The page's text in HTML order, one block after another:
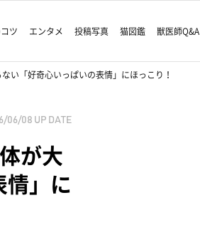
ツ エンタメ 投稿写真 猫図鑑 獣医師Q&A
い「好奇心いっぱいの表情」にほっこり！
06/08 UP DATE
が大
」に